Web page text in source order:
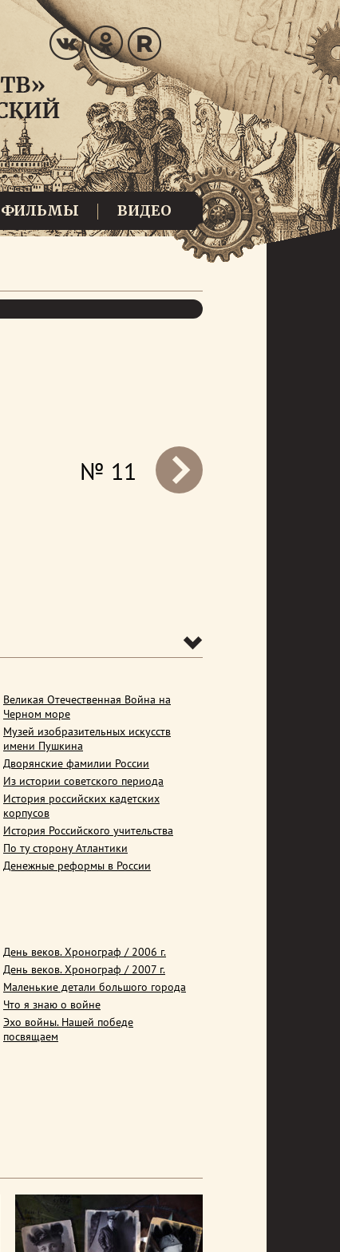
ФИЛЬМЫ ВИДЕО
№ 11
Великая Отечественная Война на
Черном море
Музей изобразительных искусств
имени Пушкина
Дворянские фамилии России
Из истории советского периода
История российских кадетских
корпусов
История Российского учительства
По ту сторону Атлантики
Денежные реформы в России
День веков. Хронограф / 2006 г.
День веков. Хронограф / 2007 г.
Маленькие детали большого города
Что я знаю о войне
Эхо войны. Нашей победе
посвящаем